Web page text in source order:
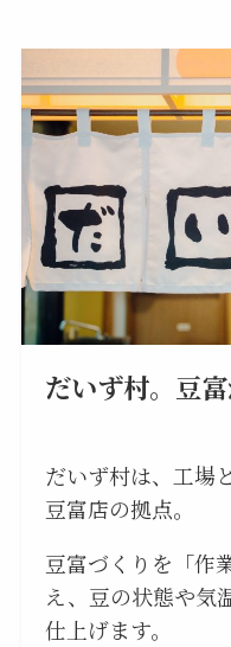
だいず村。豆富
だいず村は、工場
豆富店の拠点。
豆富づくりを「作
え、豆の状態や気
仕上げます。